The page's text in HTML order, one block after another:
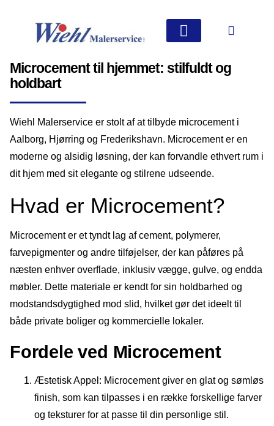
Microcement til hjemmet: stilfuldt og
holdbart
Wiehl Malerservice er stolt af at tilbyde microcement i
Aalborg, Hjørring og Frederikshavn. Microcement er en
moderne og alsidig løsning, der kan forvandle ethvert rum i
dit hjem med sit elegante og stilrene udseende.
Hvad er Microcement?
Microcement er et tyndt lag af cement, polymerer,
farvepigmenter og andre tilføjelser, der kan påføres på
næsten enhver overflade, inklusiv vægge, gulve, og endda
møbler. Dette materiale er kendt for sin holdbarhed og
modstandsdygtighed mod slid, hvilket gør det ideelt til
både private boliger og kommercielle lokaler.
Fordele ved Microcement
Æstetisk Appel : Microcement giver en glat og sømløs
finish, som kan tilpasses i en række forskellige farver
og teksturer for at passe til din personlige stil.